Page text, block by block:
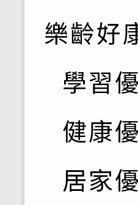
樂齡好
學習
健康
居家